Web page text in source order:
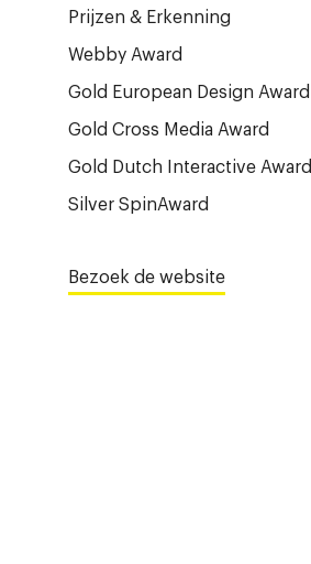
Prijzen & Erkenning
Webby Award
Gold European Design Award
Gold Cross Media Award
Gold Dutch Interactive Award
Silver SpinAward
Bezoek de website